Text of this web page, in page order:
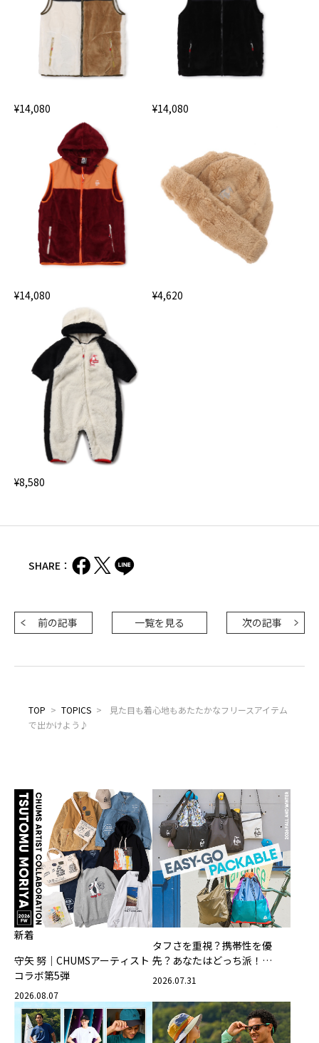
¥14,080 ¥14,080
¥14,080 ¥4,620
¥8,580
SHARE：
前の記事 一覧を見る 次の記事
TOP > TOPICS >
見た目も着心地もあたたかなフリースアイテム
で出かけよう♪
新着
守矢 努｜CHUMSアーティスト
コラボ第5弾
2026.08.07
タフさを重視？携帯性を優
先？あなたはどっち派！
CHUMSの軽量バッグ
2026.07.31